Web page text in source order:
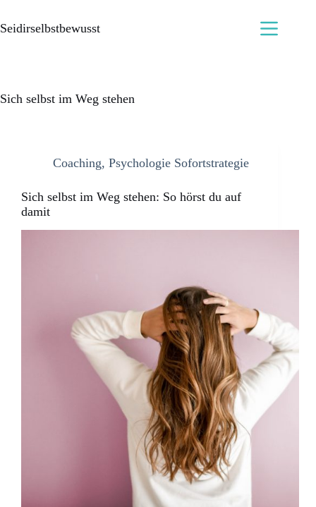
Seidirselbstbewusst
Sich selbst im Weg stehen
Coaching, Psychologie Sofortstrategie
Sich selbst im Weg stehen: So hörst du auf
damit